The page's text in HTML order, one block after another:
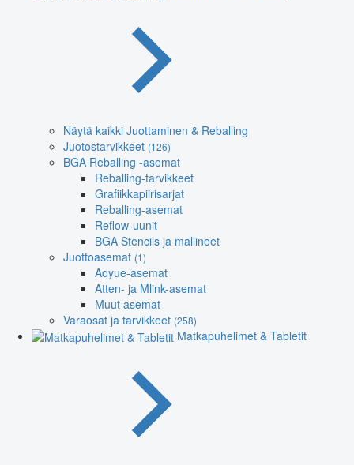
Näytä kaikki Juottaminen & Reballing
Juotostarvikkeet (126)
BGA Reballing -asemat
Reballing-tarvikkeet
Grafiikkapiirisarjat
Reballing-asemat
Reflow-uunit
BGA Stencils ja mallineet
Juottoasemat (1)
Aoyue-asemat
Atten- ja Mlink-asemat
Muut asemat
Varaosat ja tarvikkeet (258)
Matkapuhelimet & Tabletit